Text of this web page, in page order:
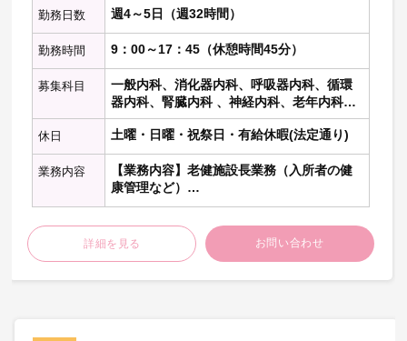
勤務日数 週4～5日（週32時間）
勤務時間 9：00～17：45（休憩時間45分）
募集科目
一般内科、消化器内科、呼吸器内科、循環
器内科、腎臓内科 、神経内科、老年内科、
内分泌代謝科、糖尿病科 、血液内科 、リウ
マチ膠原病内科、心療内科、総合内科、そ
の他の内科科目
休日 土曜・日曜・祝祭日・有給休暇(法定通り)
業務内容
【業務内容】老健施設長業務（入所者の健
康管理など）
・入所判定会議 継続判定会議
・書類作成 （診療情報 主治医意見書
等）
・入所者、通所者の健康管理 訪問リハビ
リの診察
詳細を見る お問い合わせ